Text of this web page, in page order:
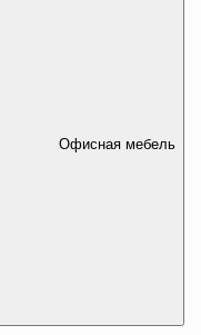
Офисная мебель